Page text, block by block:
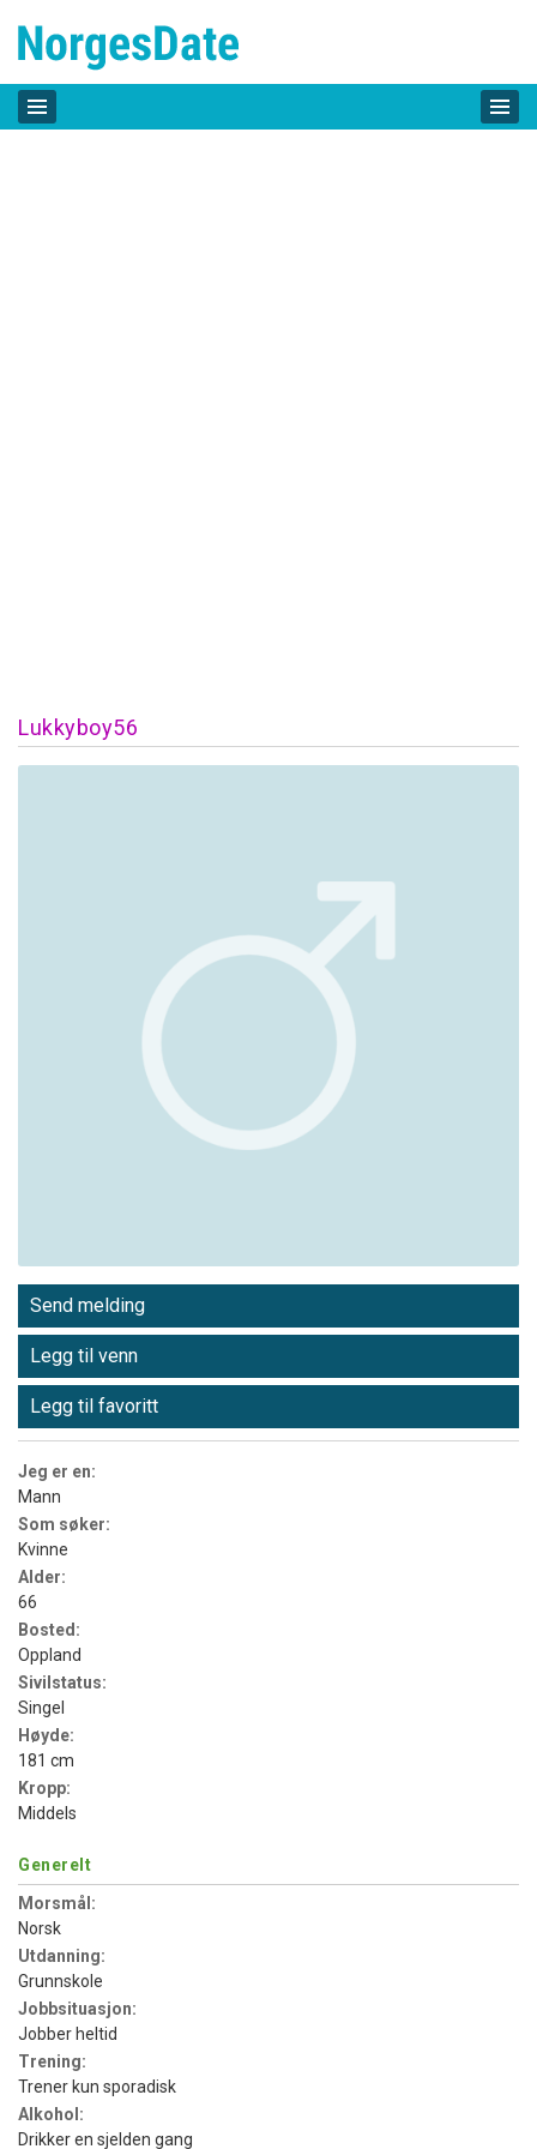
Lukkyboy56
Send melding
Legg til venn
Legg til favoritt
Jeg er en:
Mann
Som søker:
Kvinne
Alder:
66
Bosted:
Oppland
Sivilstatus:
Singel
Høyde:
181 cm
Kropp:
Middels
Generelt
Morsmål:
Norsk
Utdanning:
Grunnskole
Jobbsituasjon:
Jobber heltid
Trening:
Trener kun sporadisk
Alkohol:
Drikker en sjelden gang